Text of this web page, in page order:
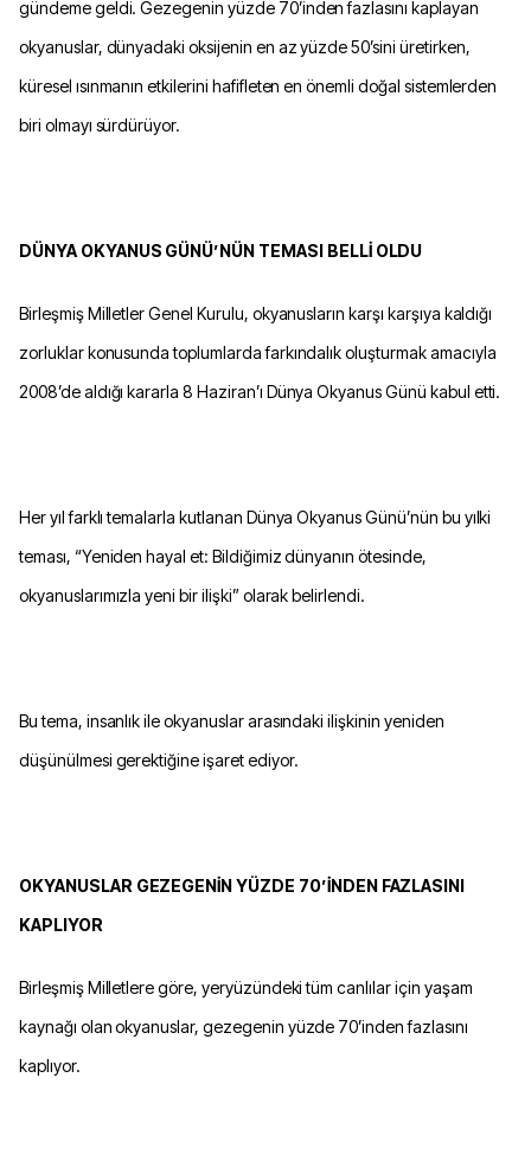
gündeme geldi. Gezegenin yüzde 70’inden fazlasını kaplayan
okyanuslar, dünyadaki oksijenin en az yüzde 50’sini üretirken,
küresel ısınmanın etkilerini hafifleten en önemli doğal sistemlerden
biri olmayı sürdürüyor.
DÜNYA OKYANUS GÜNÜ’NÜN TEMASI BELLİ OLDU
Birleşmiş Milletler Genel Kurulu, okyanusların karşı karşıya kaldığı
zorluklar konusunda toplumlarda farkındalık oluşturmak amacıyla
2008’de aldığı kararla 8 Haziran’ı Dünya Okyanus Günü kabul etti.
Her yıl farklı temalarla kutlanan Dünya Okyanus Günü’nün bu yılki
teması, “Yeniden hayal et: Bildiğimiz dünyanın ötesinde,
okyanuslarımızla yeni bir ilişki” olarak belirlendi.
Bu tema, insanlık ile okyanuslar arasındaki ilişkinin yeniden
düşünülmesi gerektiğine işaret ediyor.
OKYANUSLAR GEZEGENİN YÜZDE 70’İNDEN FAZLASINI
KAPLIYOR
Birleşmiş Milletlere göre, yeryüzündeki tüm canlılar için yaşam
kaynağı olan okyanuslar, gezegenin yüzde 70’inden fazlasını
kaplıyor.